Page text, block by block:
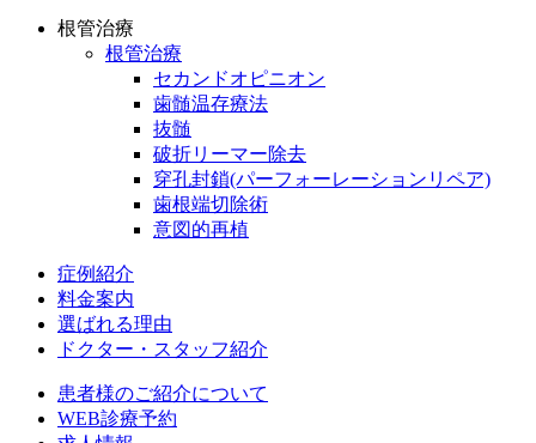
根管治療
根管治療
セカンドオピニオン
歯髄温存療法
抜髄
破折リーマー除去
穿孔封鎖(パーフォーレーションリペア)
歯根端切除術
意図的再植
症例紹介
料金案内
選ばれる理由
ドクター・スタッフ紹介
患者様のご紹介について
WEB診療予約